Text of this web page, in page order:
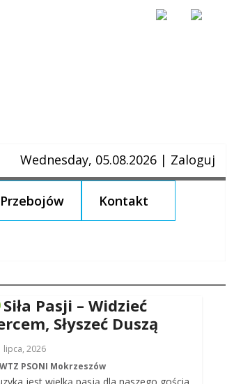
Wednesday, 05.08.2026 | Zaloguj
Kontakt
Siła Pasji – Widzieć
Słyszeć Duszą
lipca, 2026
WTZ PSONI Mokrzeszów